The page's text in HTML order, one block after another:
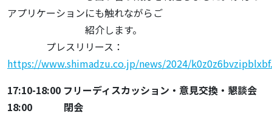
アプリケーションにも触れながらご
紹介します。
プレスリリース：
https://www.shimadzu.co.jp/news/2024/
17:10-18:00 フリーディスカッション・意見交換・懇談会
18:00 閉会